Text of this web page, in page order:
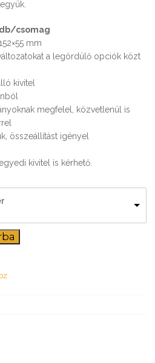
csomag
mm
a legördülő opciók közt
kivitel
megfelel, közvetlenül is
összeállítást igényel
kivitel is kérhető.